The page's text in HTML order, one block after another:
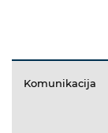
Komunikacija